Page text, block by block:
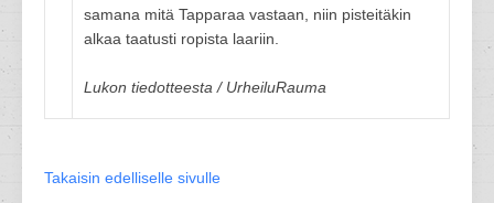
samana mitä Tapparaa vastaan, niin pisteitäkin
alkaa taatusti ropista laariin.
Lukon tiedotteesta / UrheiluRauma
Takaisin edelliselle sivulle